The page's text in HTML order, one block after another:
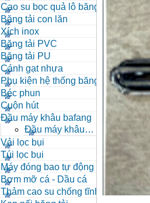
Cao su bọc quả lô băng tải
Băng tải con lăn
Xích inox
Băng tải PVC
Băng tải PU
Cánh gạt nhựa
Phụ kiện hệ thống băng tải
Béc phun
Cuộn hút
Đầu máy khâu bafang
Đầu máy khâu
Bafang
Vải lọc bụi
Túi lọc bụi
Máy đóng bao tự động
Bơm mỡ cá - Dầu cá
Thảm cao su chống tĩnh